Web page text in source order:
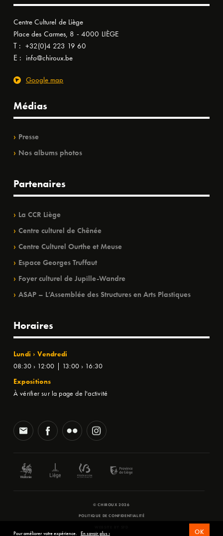
Centre Culturel de Liège
Place des Carmes, 8 - 4000 LIÈGE
T : +32(0)4 223 19 60
E : info@chiroux.be
Google map
Médias
Presse
Nos albums photos
Partenaires
La CCR Liège
Centre culturel de Chênée
Centre Culturel Ourthe et Meuse
Espace Georges Truffaut
Foyer culturel de Jupille-Wandre
ASAP – L’Assemblée des Structures en Arts Plastiques
Horaires
Lundi › Vendredi
08:30 › 12:00 | 13:00 › 16:30
Expositions
À vérifier sur la page de l'activité
© CHIROUX 2026
POLITIQUE DE CONFIDENTIALITÉ
Pour améliorer votre expérience. En savoir plus › OK